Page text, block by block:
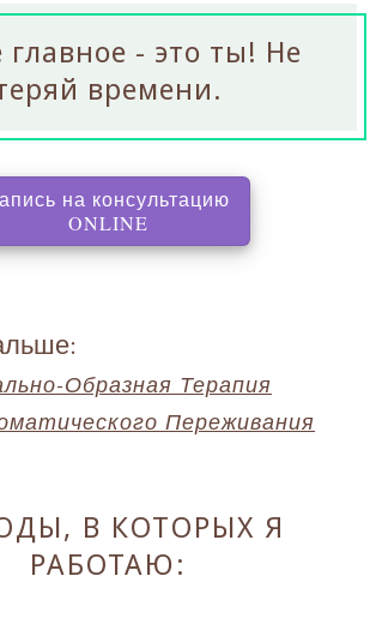
главное - это ты! Не
времени.
на консультацию
ONLINE, перенаправляет на
Образная Терапия
Переживания
В КОТОРЫХ Я
РАБОТАЮ: